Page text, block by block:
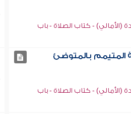
- كتاب الصلاة - باب
المتيمم بالمتوضئ
- كتاب الصلاة - باب